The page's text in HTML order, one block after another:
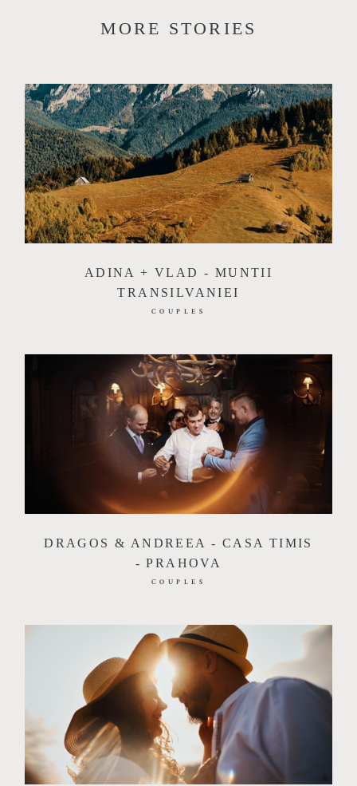
MORE STORIES
ADINA + VLAD - MUNTII
TRANSILVANIEI
COUPLES
DRAGOS & ANDREEA - CASA TIMIS
- PRAHOVA
COUPLES